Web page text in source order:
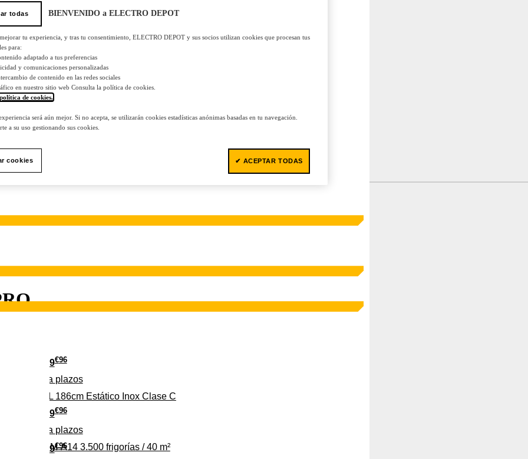
279€96
349€96
Pago a plazos
315 C 315L 186cm Estático Inox Clase C
369€96
Pago a plazos
CLIM-A14 3.500 frigorías / 40 m²
todas BIENVENIDO a ELECTRO DEPOT
tu experiencia, y tras tu consentimiento, ELECTRO DEPOT y sus socios utilizan cookies que procesan tus
para:
adaptado a tus preferencias
y comunicaciones personalizadas
de contenido en las redes sociales
en nuestro sitio web Consulta la política de cookies.
de cookies.
será aún mejor. Si no acepta, se utilizarán cookies estadísticas anónimas basadas en tu navegación.
a su uso gestionando sus cookies.
cookies ✔ ACEPTAR TODAS